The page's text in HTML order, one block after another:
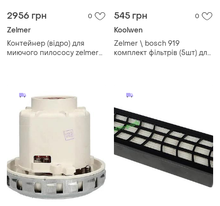
2956 грн 0
Zelmer
Контейнер (відро) для
миючого пилососу zelmer
545 грн 0
Koolwen
Zelmer \ bosch 919
комплект фільтрів (5шт) для